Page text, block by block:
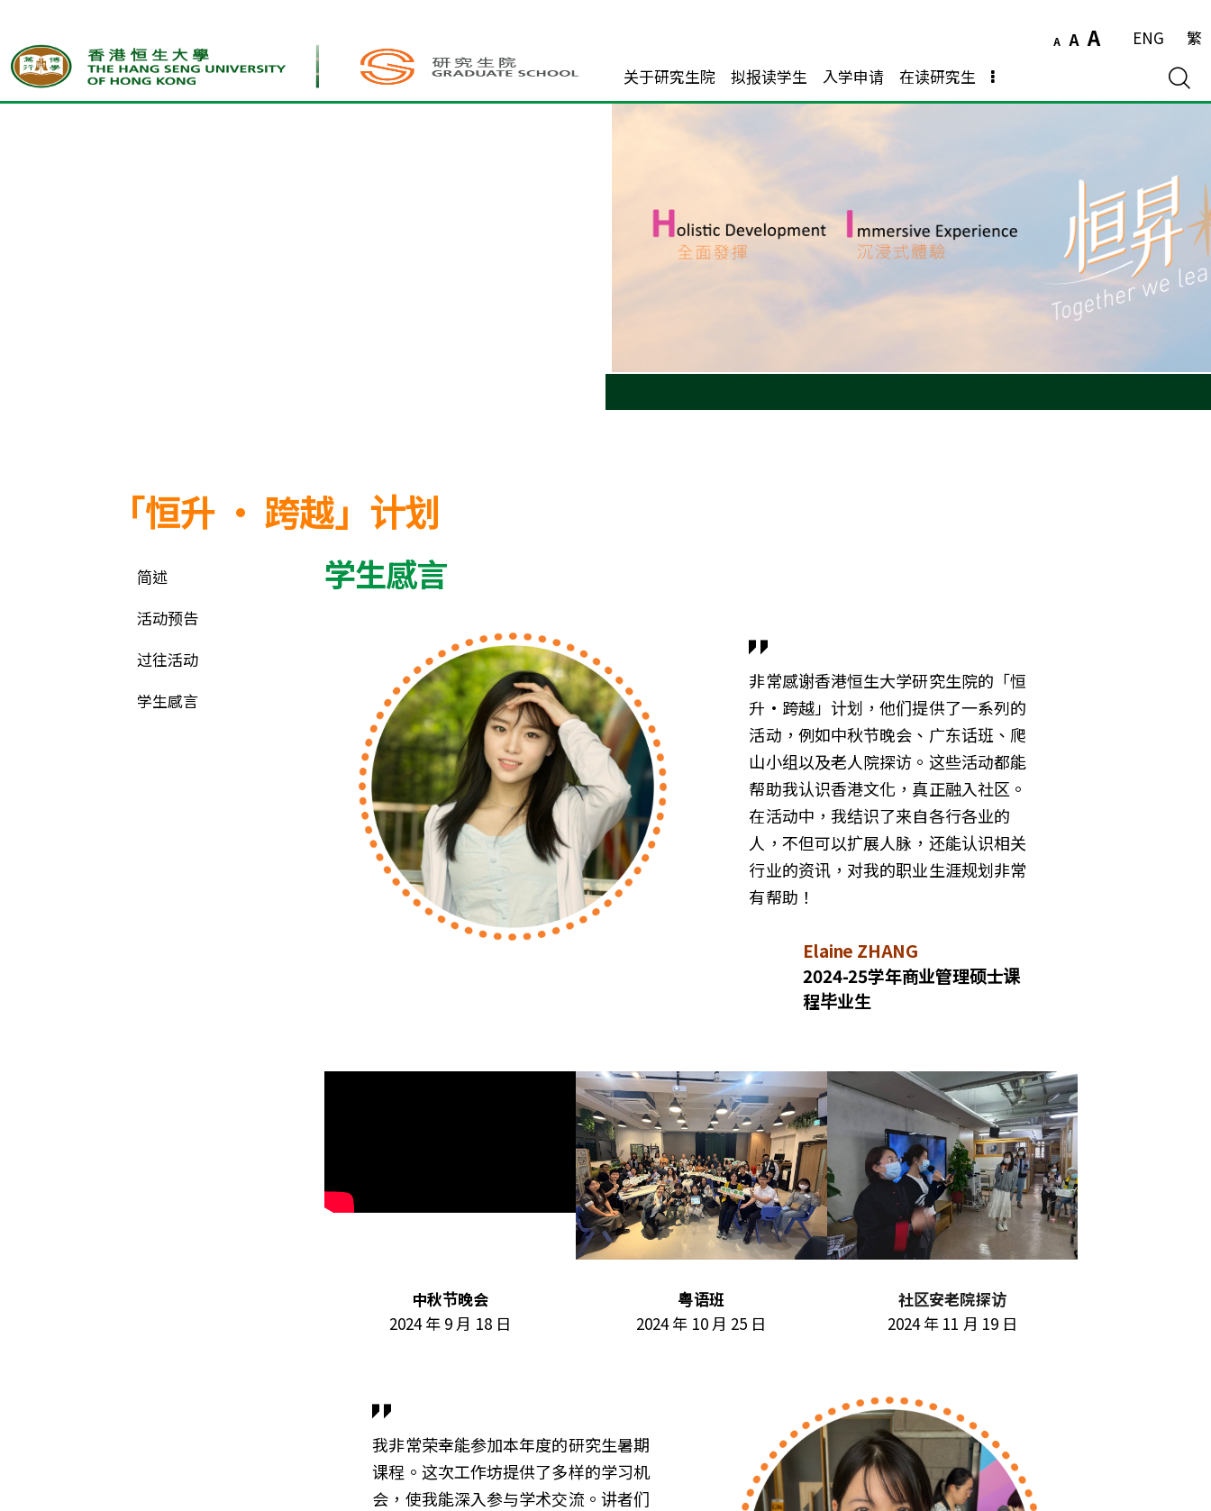
关于研究生院 拟报读学生 入学申请 在读研究生
A A A ENG 繁
「恒升 · 跨越」计划
简述
活动预告
过往活动
学生感言
学生感言
非常感谢香港恒生大学研究生院的「恒
升·跨越」计划，他们提供了一系列的
活动，例如中秋节晚会、广东话班、爬
山小组以及老人院探访。这些活动都能
帮助我认识香港文化，真正融入社区。
在活动中，我结识了来自各行各业的
人，不但可以扩展人脉，还能认识相关
行业的资讯，对我的职业生涯规划非常
有帮助！
Elaine ZHANG
2024-25学年商业管理硕士课
程毕业生
中秋节晚会
2024 年 9 月 18 日
粤语班
2024 年 10 月 25 日
社区安老院探访
2024 年 11 月 19 日
我非常荣幸能参加本年度的研究生暑期
课程。这次工作坊提供了多样的学习机
会，使我能深入参与学术交流。讲者们